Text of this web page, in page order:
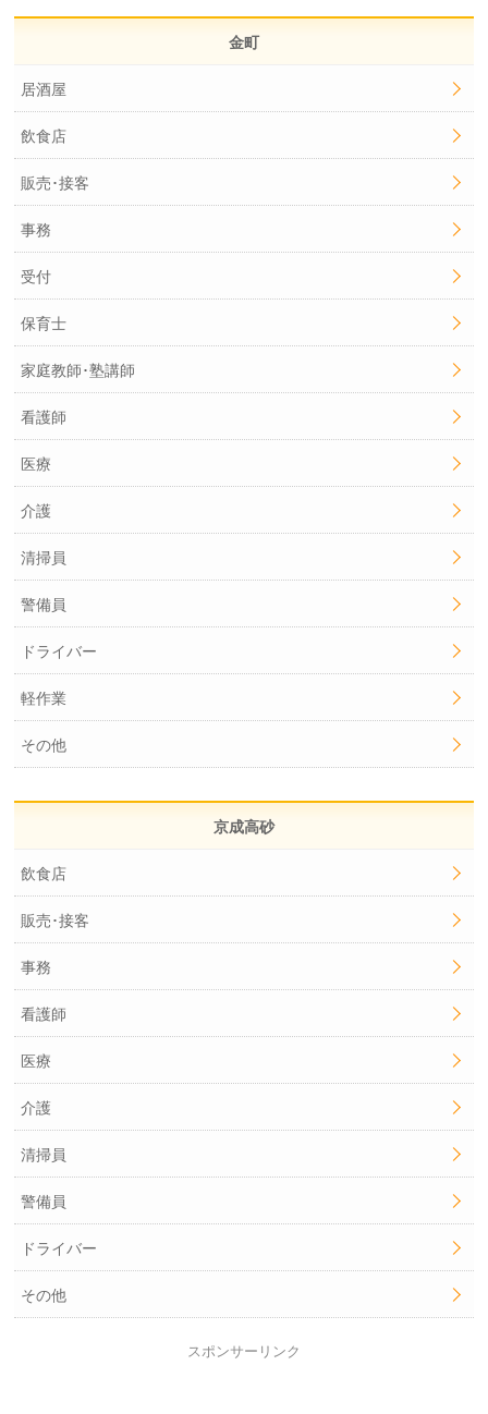
金町
居酒屋
飲食店
販売･接客
事務
受付
保育士
家庭教師･塾講師
看護師
医療
介護
清掃員
警備員
ドライバー
軽作業
その他
京成高砂
飲食店
販売･接客
事務
看護師
医療
介護
清掃員
警備員
ドライバー
その他
スポンサーリンク